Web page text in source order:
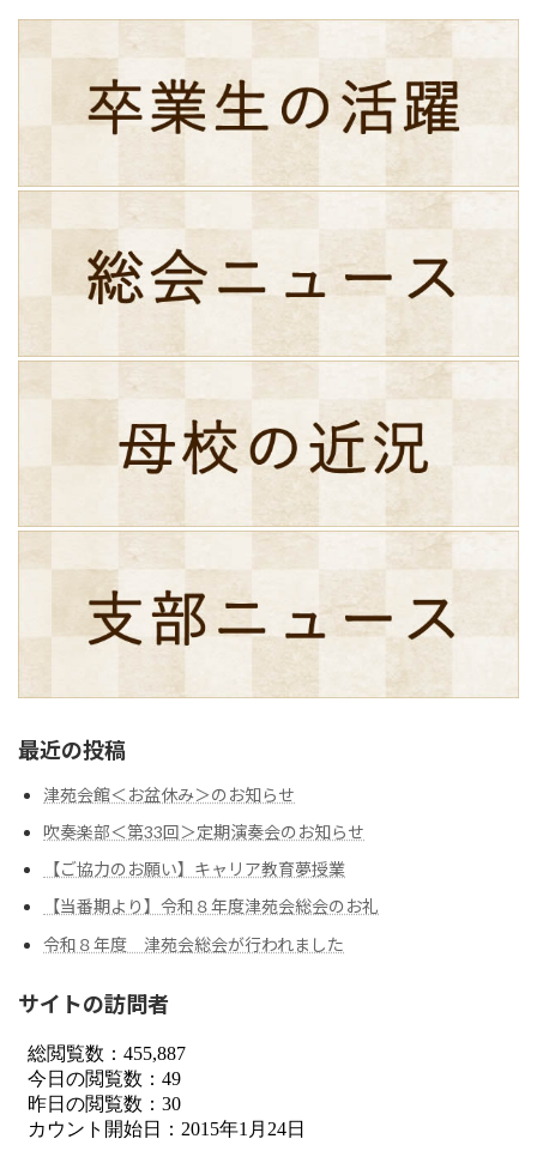
最近の投稿
津苑会館＜お盆休み＞のお知らせ
吹奏楽部＜第33回＞定期演奏会のお知らせ
【ご協力のお願い】キャリア教育夢授業
【当番期より】令和８年度津苑会総会のお礼
令和８年度 津苑会総会が行われました
サイトの訪問者